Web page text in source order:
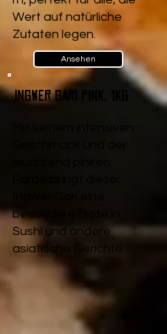
Wert auf natürliche
Zutaten legen.
Ansehen
Ingwer Gari pink, 1kg
besondere Note in
Sushi und andere
asiatische Gerichte.